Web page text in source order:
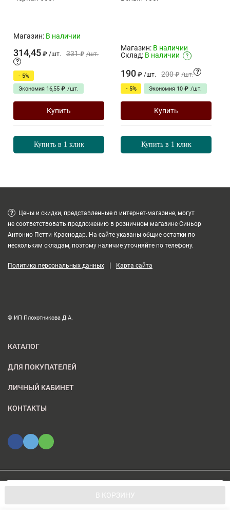
В КОРЗИНУ
Магазин: В наличии
314,45 ₽ /шт. 331 ₽ /шт.
?
- 5%
Экономия 16,55 ₽ /шт.
Купить
Купить в 1 клик
Магазин: В наличии
Склад: В наличии ?
190 ₽ /шт. 200 ₽ /шт. ?
- 5% Экономия 10 ₽ /шт.
Купить
Купить в 1 клик
?
Цены и скидки, представленные в интернет-магазине, могут
не соответствовать предложению в розничном магазине Синьор
Антонио Петти Краснодар. На сайте указаны общие остатки по
нескольким складам, поэтому наличие уточняйте по телефону.
Политика персональных данных | Карта сайта
© ИП Плохотникова Д.А.
КАТАЛОГ
ДЛЯ ПОКУПАТЕЛЕЙ
ЛИЧНЫЙ КАБИНЕТ
КОНТАКТЫ